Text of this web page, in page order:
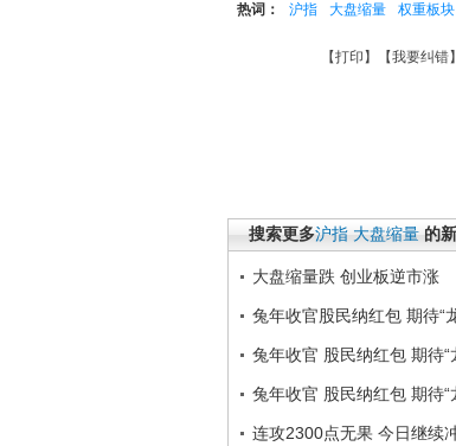
热词： 沪指 大盘缩量 权重板块
【打印 】【我要纠错
搜索更多沪指 大盘缩量 的
大盘缩量跌 创业板逆市涨
兔年收官股民纳红包 期待“
兔年收官 股民纳红包 期待“
兔年收官 股民纳红包 期待“
连攻2300点无果 今日继续